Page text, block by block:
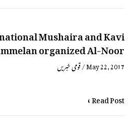
Mushaira and Kavi
organized Al-Noor
قومی خبریں/May 22, 2017
Read Post »